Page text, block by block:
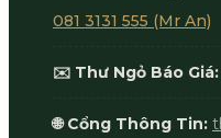
081 3131 555 (Mr An)
✉️ Thư Ngỏ Báo Giá:
🌐 Cổng Thông Tin: